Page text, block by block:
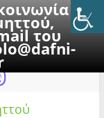
με
του